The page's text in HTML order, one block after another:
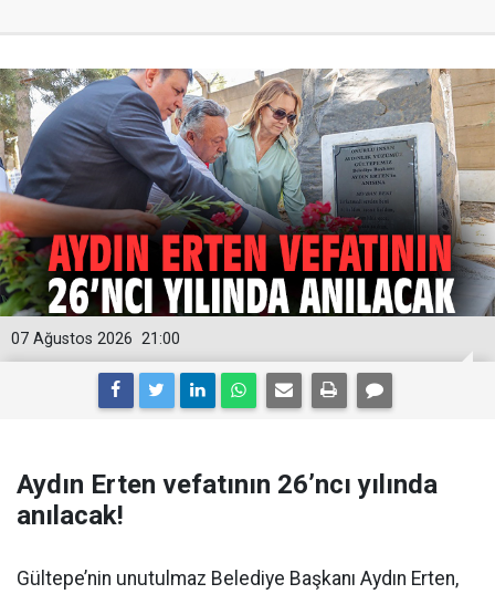
21:00
07 Ağustos 2026
Aydın Erten vefatının 26’ncı yılında
anılacak!
Gültepe’nin unutulmaz Belediye Başkanı Aydın Erten,